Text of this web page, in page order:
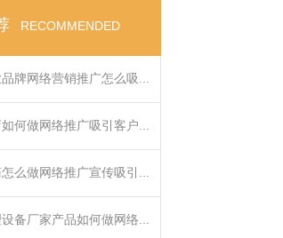
RECOMMENDED
牌网络营销推广怎么吸...
何做网络推广吸引客户...
么做网络推广宣传吸引...
备厂家产品如何做网络...